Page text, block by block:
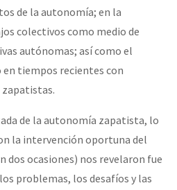
de la autonomía; en la
colectivos como medio de
autónomas; así como el
tiempos recientes con
zapatistas.
de la autonomía zapatista, lo
la intervención oportuna del
dos ocasiones) nos revelaron fue
problemas, los desafíos y las